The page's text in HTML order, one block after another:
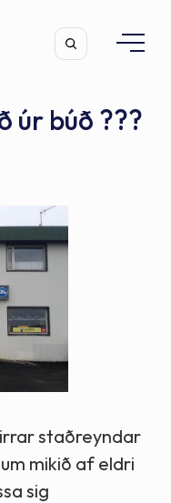
úr búð ???
staðreyndar
mikið af eldri
sig